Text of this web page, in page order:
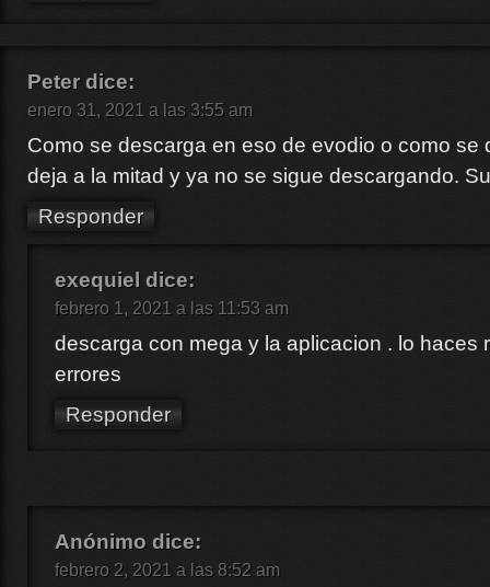
Peter dice:
enero 31, 2021 a las 3:55 am
Como se descarga en eso de evodio o como se
deja a la mitad y ya no se sigue descargando.
Responder
exequiel dice:
febrero 1, 2021 a las 11:53 am
descarga con mega y la aplicacion . lo haces
errores
Responder
Anónimo dice:
febrero 2, 2021 a las 8:52 am